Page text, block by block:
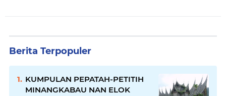
Berita Terpopuler
KUMPULAN PEPATAH-PETITIH
MINANGKABAU NAN ELOK